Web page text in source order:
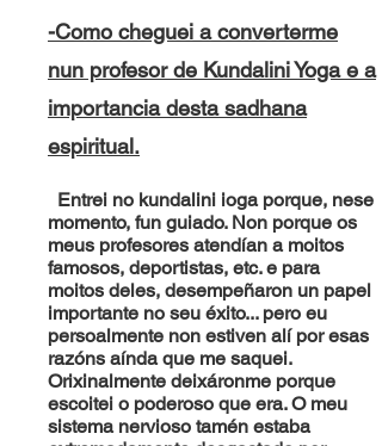
-Como cheguei a converterme
nun profesor de Kundalini Yoga e a
importancia desta sadhana
espiritual.
Entrei no kundalini ioga porque, nese
momento, fun guiado. Non porque os
meus profesores atendían a moitos
famosos, deportistas, etc. e para
moitos deles, desempeñaron un papel
importante no seu éxito... pero eu
persoalmente non estiven alí por esas
razóns aínda que me saquei.
Orixinalmente deixáronme porque
escoitei o poderoso que era. O meu
sistema nervioso tamén estaba